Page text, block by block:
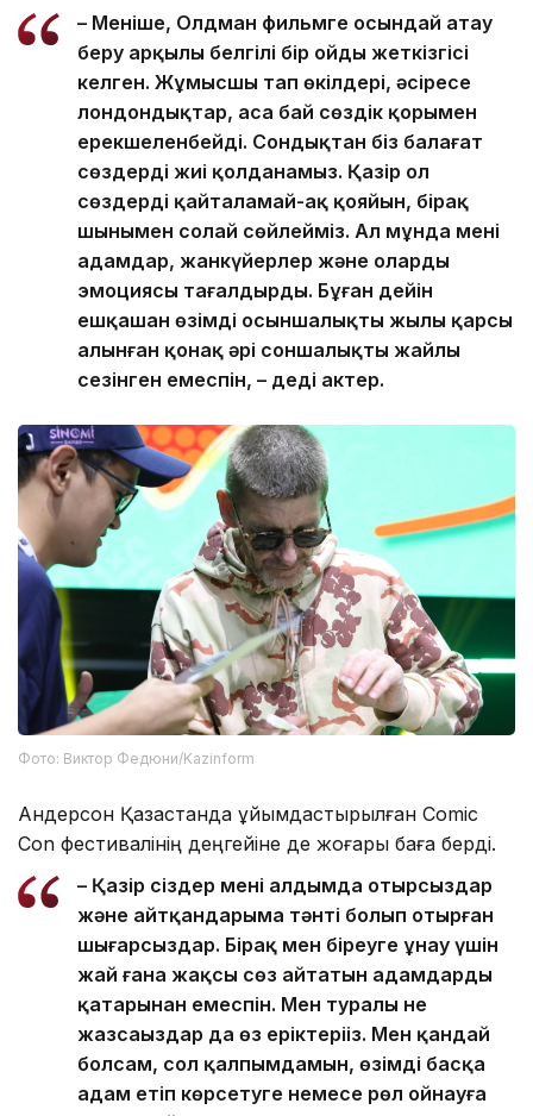
– Меніңше, Олдман фильмге осындай атау
беру арқылы белгілі бір ойды жеткізгісі
келген. Жұмысшы тап өкілдері, әсіресе
лондондықтар, аса бай сөздік қорымен
ерекшеленбейді. Сондықтан біз балағат
сөздерді жиі қолданамыз. Қазір ол
сөздерді қайталамай-ақ қояйын, бірақ
шынымен солай сөйлейміз. Ал мұнда мені
адамдар, жанкүйерлер және олардың
эмоциясы таңғалдырды. Бұған дейін
ешқашан өзімді осыншалықты жылы қарсы
алынған қонақ әрі соншалықты жайлы
сезінген емеспін, – деді актер.
Фото: Виктор Федюни/Kazinform
Андерсон Қазақстанда ұйымдастырылған Comic
Con фестивалінің деңгейіне де жоғары баға берді.
– Қазір сіздер менің алдымда отырсыздар
және айтқандарыма тәнті болып отырған
шығарсыздар. Бірақ мен біреуге ұнау үшін
жай ғана жақсы сөз айтатын адамдардың
қатарынан емеспін. Мен туралы не
жазсаңыздар да өз еріктеріңіз. Мен қандай
болсам, сол қалпымдамын, өзімді басқа
адам етіп көрсетуге немесе рөл ойнауға